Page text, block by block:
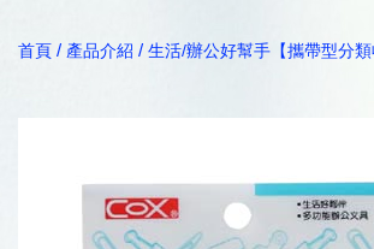
首頁 / 產品介紹 / 生活/辦公好幫手【攜帶型分